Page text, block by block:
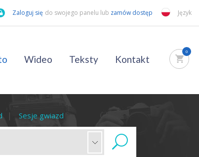
Zaloguj się do swojego panelu lub zamów dostęp Język
Wideo Teksty Kontakt
0
Sesje gwiazd